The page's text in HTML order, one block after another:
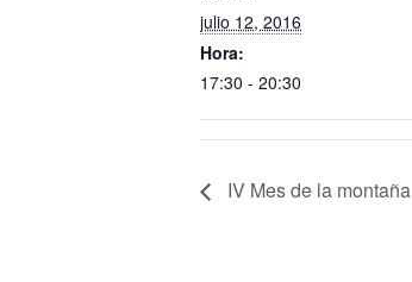
julio 12, 2016
Hora:
17:30 - 20:30
IV Mes de la montaña